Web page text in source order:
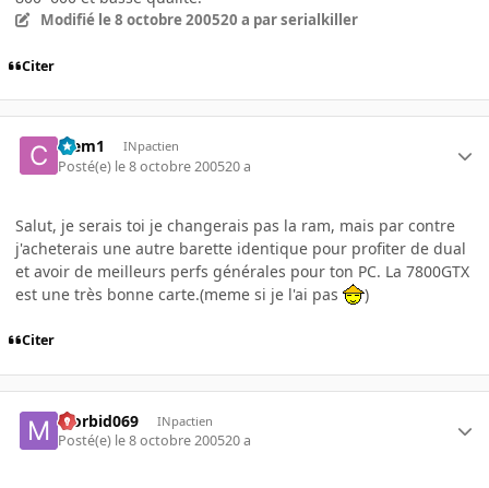
Modifié le 8 octobre 200520 a par serialkiller
Citer
Clem1 INpactien
Posté(e) le 8 octobre 200520 a
Salut, je serais toi je changerais pas la ram, mais par contre
j'acheterais une autre barette identique pour profiter de dual
et avoir de meilleurs perfs générales pour ton PC. La 7800GTX
est une très bonne carte.(meme si je l'ai pas
)
Citer
Morbid069 INpactien
Posté(e) le 8 octobre 200520 a